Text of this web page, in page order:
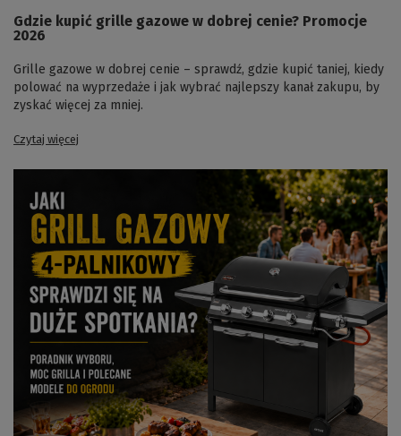
Gdzie kupić grille gazowe w dobrej cenie? Promocje
2026
Grille gazowe w dobrej cenie – sprawdź, gdzie kupić taniej, kiedy
polować na wyprzedaże i jak wybrać najlepszy kanał zakupu, by
zyskać więcej za mniej.
Czytaj więcej